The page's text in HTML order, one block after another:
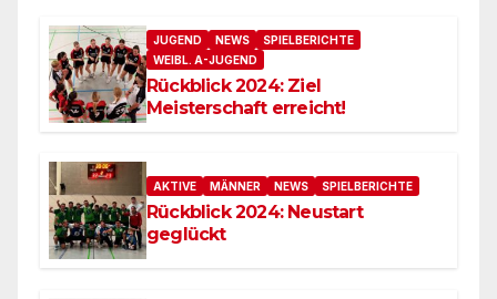
JUGEND NEWS
SPIELBERICHTE
WEIBL. A-JUGEND
Rückblick 2024: Ziel
Meisterschaft erreicht!
AKTIVE MÄNNER NEWS SPIELBERICHTE
Rückblick 2024: Neustart
geglückt